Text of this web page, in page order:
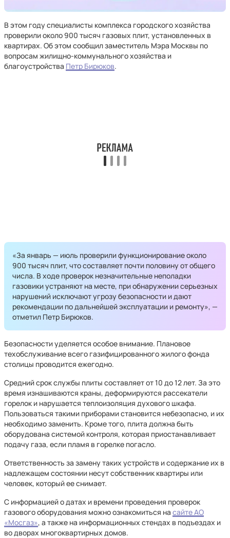
В этом году специалисты комплекса городского хозяйства
проверили около 900 тысяч газовых плит, установленных в
квартирах. Об этом сообщил заместитель Мэра Москвы по
вопросам жилищно-коммунального хозяйства и
благоустройства Петр Бирюков.
«За январь — июль проверили функционирование около
900 тысяч плит, что составляет почти половину от общего
числа. В ходе проверок незначительные неполадки
газовики устраняют на месте, при обнаружении серьезных
нарушений исключают угрозу безопасности и дают
рекомендации по дальнейшей эксплуатации и ремонту», —
отметил Петр Бирюков.
Безопасности уделяется особое внимание. Плановое
техобслуживание всего газифицированного жилого фонда
столицы проводится ежегодно.
Средний срок службы плиты составляет от 10 до 12 лет. За это
время изнашиваются краны, деформируются рассекатели
горелок и нарушается теплоизоляция духового шкафа.
Пользоваться такими приборами становится небезопасно, и их
необходимо заменить. Кроме того, плита должна быть
оборудована системой контроля, которая приостанавливает
подачу газа, если пламя в горелке погасло.
Ответственность за замену таких устройств и содержание их в
надлежащем состоянии несут собственник квартиры или
человек, который ее снимает.
С информацией о датах и времени проведения проверок
газового оборудования можно ознакомиться на сайте АО
«Мосгаз», а также на информационных стендах в подъездах и
во дворах многоквартирных домов.